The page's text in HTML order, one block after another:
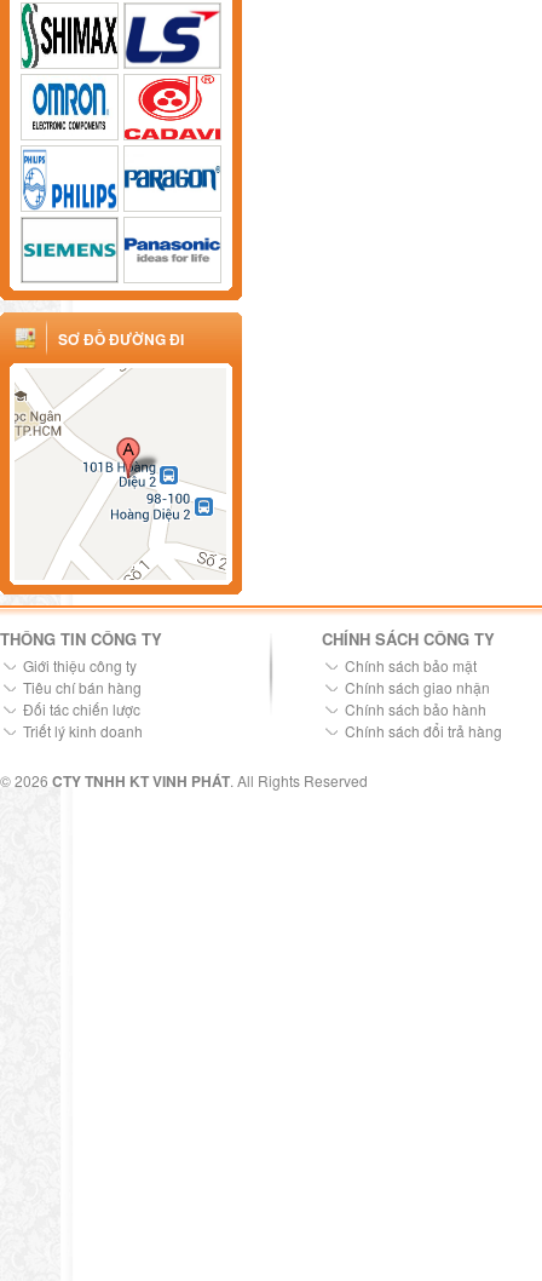
SƠ ĐỒ ĐƯỜNG ĐI
THÔNG TIN CÔNG TY
Giới thiệu công ty
Tiêu chí bán hàng
Đối tác chiến lược
Triết lý kinh doanh
CHÍNH SÁCH CÔNG TY
Chính sách bảo mật
Chính sách giao nhận
Chính sách bảo hành
Chính sách đổi trả hàng
© 2026 CTY TNHH KT VINH PHÁT. All Rights Reserved